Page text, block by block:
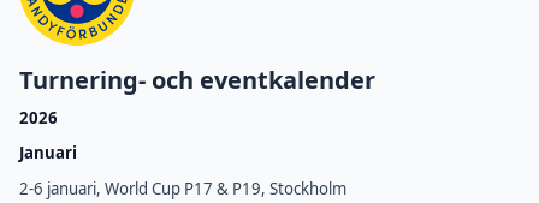
Turnering- och eventkalender
2026
Januari
2-6 januari, World Cup P17 & P19, Stockholm